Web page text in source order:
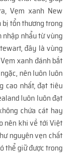
Vẹm xanh New
bị tổn thương trong
nhẩu từ vùng
đây là vùng
xanh đánh bắt
nên luôn luôn
cao nhất, đạt tiêu
luôn luôn đạt
chứa cát hay
nên khi về tới Việt
nguyên vẹn chất
thể giữ được trong